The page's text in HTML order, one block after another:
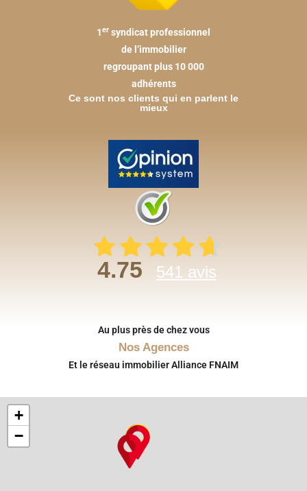
1er syndicat professionnel
de l’immobilier
regroupant plus 10 000
adhérents
Ce sont nos clients qui en parlent le
mieux
4.75 541 avis
Au plus près de chez vous
Nos Agences
Et le réseau immobilier Alliance FNAIM
+
−